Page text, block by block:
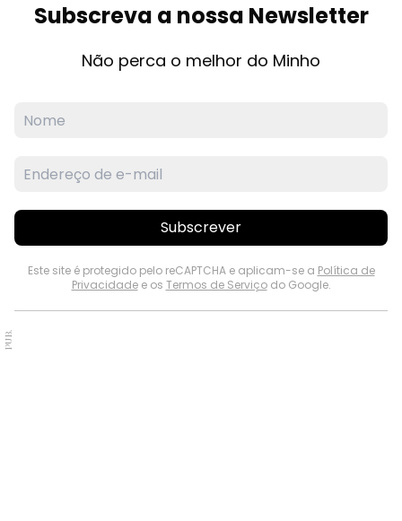
Subscreva a nossa Newsletter
Não perca o melhor do Minho
Subscrever
Este site é protegido pelo reCAPTCHA e aplicam-se a Política de
Privacidadee os Termos de Serviçodo Google.
PUB.